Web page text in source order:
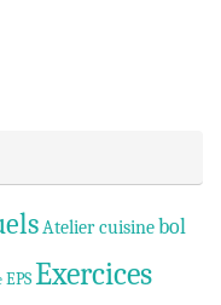
Atelier cuisinebol
EPSExercices